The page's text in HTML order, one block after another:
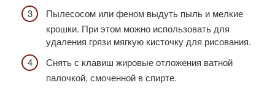
Пылесосом или феном выдуть пыль и мелкие
крошки. При этом можно использовать для
удаления грязи мягкую кисточку для рисования.
Снять с клавиш жировые отложения ватной
палочкой, смоченной в спирте.